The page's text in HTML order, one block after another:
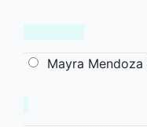
Mayra Mendoza